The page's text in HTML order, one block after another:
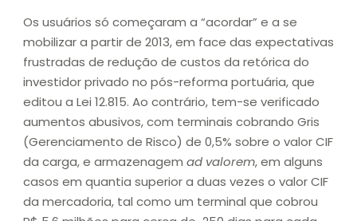
Os usuários só começaram a “acordar” e a se
mobilizar a partir de 2013, em face das expectativas
frustradas de redução de custos da retórica do
investidor privado no pós-reforma portuária, que
editou a Lei 12.815. Ao contrário, tem-se verificado
aumentos abusivos, com terminais cobrando Gris
(Gerenciamento de Risco) de 0,5% sobre o valor CIF
da carga, e armazenagem ad valorem, em alguns
casos em quantia superior a duas vezes o valor CIF
da mercadoria, tal como um terminal que cobrou